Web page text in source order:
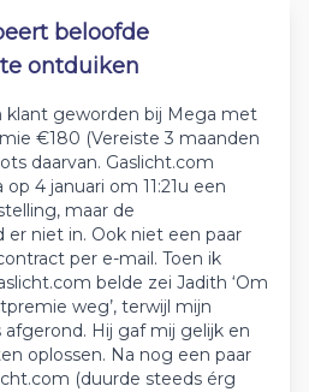
beloofde
ontduiken
klant geworden bij Mega met
€180 (Vereiste 3 maanden
daarvan. Gaslicht.com
4 januari om 11:21u een
maar de
niet in. Ook niet een paar
per e-mail. Toen ik
belde zei Jadith ‘Om
weg’, terwijl mijn
afgerond. Hij gaf mij gelijk en
oplossen. Na nog een paar
(duurde steeds érg